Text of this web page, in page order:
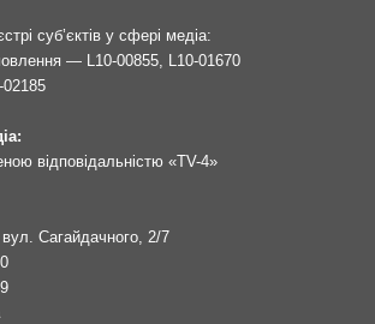
суб’єктів у сфері медіа:
— L10-00855, L10-01670
відповідальністю «TV-4»
Сагайдачного, 2/7